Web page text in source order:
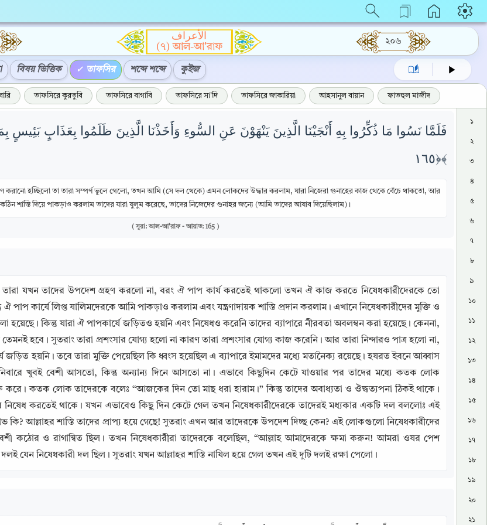
الأعراف
(৭) আল-আ'রাফ
২০৬
বিষয় ভিত্তিক তাফসির শব্দে শব্দে কুইজ
তাফসিরে কুরতুবি তাফসিরে বাগাবি তাফসিরে সা'দি তাফসিরে জাকারিয়া আহসানুল বায়ান ফাতহুল মাজীদ
فَلَمَّا نَسُوا مَا ذُكِّرُوا بِهِ أَنْجَيْنَا الَّذِينَ يَنْهَوْنَ عَنِ السُّوءِ وَأَخَذْنَا الَّذِينَ ظَلَمُوا بِعَذَابٍ بَئِيسٍ
﴿١٦٥﴾
করানো হচ্ছিলো তা তারা সম্পর্ণ ভুলে গেলো, তখন আমি (সে দল থেকে) এমন লোকদের উদ্ধার করলাম, যারা নিজেরা গুনাহের কাজ থেকে বেঁচে থাকতো, আর
কঠিন শাস্তি দিয়ে পাকড়াও করলাম তাদের যারা যুলুম করেছে, তাদের নিজেদের গুনাহর জন্যে (আমি তাদের আযাব দিয়েছিলাম) ।
( সূরা: আল-আ'রাফ - আয়াত: 165 )
তারা যখন তাদের উপদেশ গ্রহণ করলো না, বরং ঐ পাপ কার্য করতেই থাকলো তখন ঐ কাজ করতে নিষেধকারীদেরকে তো
ঐ পাপ কার্যে লিপ্ত যালিমদেরকে আমি পাকড়াও করলাম এবং যন্ত্রণাদায়ক শাস্তি প্রদান করলাম। এখানে নিষেধকারীদের মুক্তি ও
হয়েছে। কিন্তু যারা ঐ পাপকার্যে জড়িতও হয়নি এবং নিষেধও করেনি তাদের ব্যাপারে নীরবতা অবলম্বন করা হয়েছে। কেননা,
হবে। সুতরাং তারা প্রশংসার যোগ্য হলো না কারণ তারা প্রশংসার যোগ্য কাজ করেনি। আর তারা নিন্দারও পাত্র হলো না,
জড়িত হয়নি। তবে তারা মুক্তি পেয়েছিল কি ধ্বংস হয়েছিল এ ব্যাপারে ইমামদের মধ্যে মতানৈক্য রয়েছে। হযরত ইবনে আব্বাস
খুবই বেশী আসতো, কিন্তু অন্যান্য দিনে আসতো না। এভাবে কিছুদিন কেটে যাওয়ার পর তাদের মধ্যে কতক লোক
কতক লোক তাদেরকে বলেঃ “আজকের দিন তো মাছ ধরা হারাম।” কিন্তু তাদের অবাধ্যতা ও ঔদ্ধত্যপনা ঠিকই থাকে।
করতেই থাকে। যখন এভাবেও কিছু দিন কেটে গেল তখন নিষেধকারীদেরকে তাদেরই মধ্যকার একটি দল বললোঃ এই
কি? আল্লাহর শাস্তি তাদের প্রাপ্য হয়ে গেছে! সুতরাং এখন আর তাদেরকে উপদেশ দিচ্ছ কেন? এই লোকগুলো নিষেধকারীদের
কঠোর ও রাগান্বিত ছিল। তখন নিষেধকারীরা তাদেরকে বলেছিল, “আল্লাহ আমাদেরকে ক্ষমা করুন! আমরা ওযর পেশ
যেন নিষেধকারী দল ছিল। সুতরাং যখন আল্লাহর শাস্তি নাযিল হয়ে গেল তখন এই দুটি দলই রক্ষা পেলো।
১
২
৩
৪
৫
৬
৭
৮
৯
১০
১১
১২
১৩
১৪
১৫
১৬
১৭
১৮
১৯
২০
২১